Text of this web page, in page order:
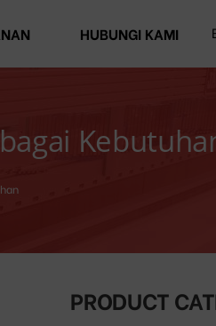
HUBUNGI KAMI
PRODUCT